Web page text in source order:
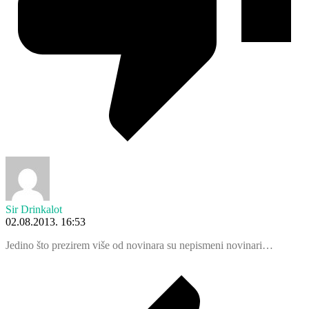
Sir Drinkalot
02.08.2013. 16:53
Jedino što prezirem više od novinara su nepismeni novinari…